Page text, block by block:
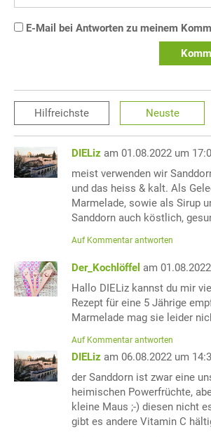
E-Mail bei Antworten zu meinem
Hilfreichste Neuste
DIELiz am 01.08.2022 um
meist verwenden wir
und das heiss & kalt. Als
Marmelade, sowie als Sirup
Sanddorn auch köstlich,
Auf Kommentar antworten
Der_Kochlöffel am
Hallo DIELiz kannst du mir
Rezept für eine 5 Jährige
Marmelade mag sie leider
Auf Kommentar antworten
DIELiz am 06.08.2022 um
der Sanddorn ist zwar eine
heimischen Powerfrüchte,
kleine Maus ;-) diesen nicht
gibt es andere Vitamin C